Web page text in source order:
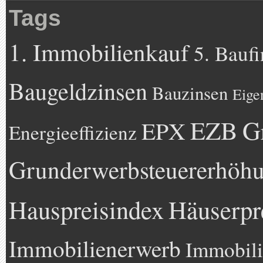
Tags
1. Immobilienkauf5.
BaugeldzinsenBauzinsen
Energieeffizienz EPXEZB
Hauspreisindex
Immobilienerwerb